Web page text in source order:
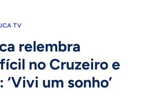
TV
relembra
no Cruzeiro e
um sonho’